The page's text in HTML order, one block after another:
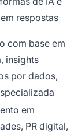
respostas
com base em
insights
por dados,
em
PR digital,